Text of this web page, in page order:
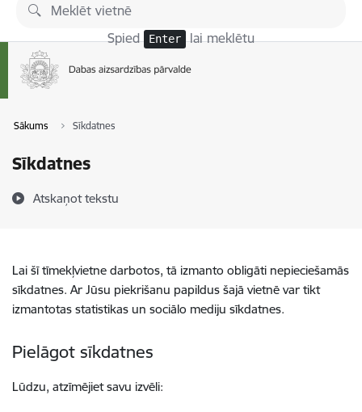
Pāriet uz lapas saturu
Spied Enter lai meklētu
Sākums Sīkdatnes
Sīkdatnes
Atskaņot tekstu
Lai šī tīmekļvietne darbotos, tā izmanto obligāti nepieciešamās
sīkdatnes. Ar Jūsu piekrišanu papildus šajā vietnē var tikt
izmantotas statistikas un sociālo mediju sīkdatnes.
Pielāgot sīkdatnes
Lūdzu, atzīmējiet savu izvēli: